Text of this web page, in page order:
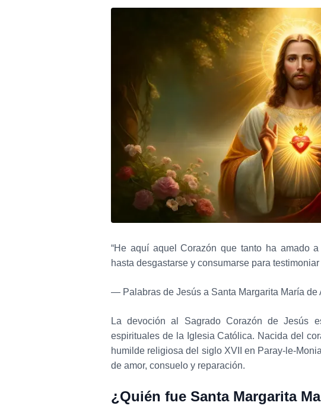
“He aquí aquel Corazón que tanto ha amado
hasta desgastarse y consumarse para
— Palabras de Jesús a Santa Margarita María de
La devoción al Sagrado Corazón de Jesús
espirituales de la Iglesia Católica. Nacida del
humilde religiosa del siglo XVII en Paray-le-
de amor, consuelo y reparación.
¿Quién fue Santa Margarita